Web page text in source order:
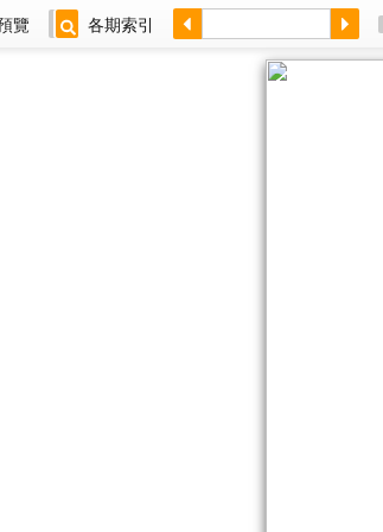
覽 各期索引